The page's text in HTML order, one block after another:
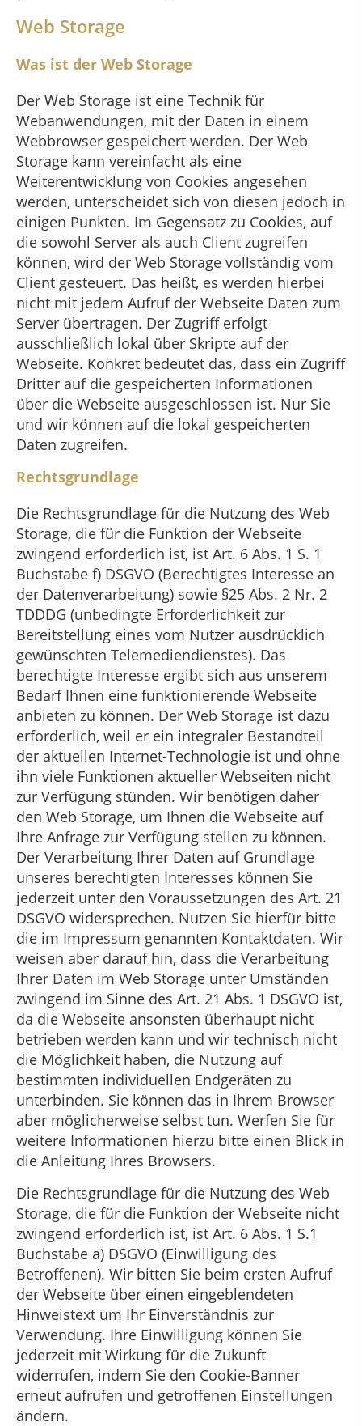
Web Storage
Was ist der Web Storage
Der Web Storage ist eine Technik für
Webanwendungen, mit der Daten in einem
Webbrowser gespeichert werden. Der Web
Storage kann vereinfacht als eine
Weiterentwicklung von Cookies angesehen
werden, unterscheidet sich von diesen jedoch in
einigen Punkten. Im Gegensatz zu Cookies, auf
die sowohl Server als auch Client zugreifen
können, wird der Web Storage vollständig vom
Client gesteuert. Das heißt, es werden hierbei
nicht mit jedem Aufruf der Webseite Daten zum
Server übertragen. Der Zugriff erfolgt
ausschließlich lokal über Skripte auf der
Webseite. Konkret bedeutet das, dass ein Zugriff
Dritter auf die gespeicherten Informationen
über die Webseite ausgeschlossen ist. Nur Sie
und wir können auf die lokal gespeicherten
Daten zugreifen.
Rechtsgrundlage
Die Rechtsgrundlage für die Nutzung des Web
Storage, die für die Funktion der Webseite
zwingend erforderlich ist, ist Art. 6 Abs. 1 S. 1
Buchstabe f) DSGVO (Berechtigtes Interesse an
der Datenverarbeitung) sowie §25 Abs. 2 Nr. 2
TDDDG (unbedingte Erforderlichkeit zur
Bereitstellung eines vom Nutzer ausdrücklich
gewünschten Telemediendienstes). Das
berechtigte Interesse ergibt sich aus unserem
Bedarf Ihnen eine funktionierende Webseite
anbieten zu können. Der Web Storage ist dazu
erforderlich, weil er ein integraler Bestandteil
der aktuellen Internet-Technologie ist und ohne
ihn viele Funktionen aktueller Webseiten nicht
zur Verfügung stünden. Wir benötigen daher
den Web Storage, um Ihnen die Webseite auf
Ihre Anfrage zur Verfügung stellen zu können.
Der Verarbeitung Ihrer Daten auf Grundlage
unseres berechtigten Interesses können Sie
jederzeit unter den Voraussetzungen des Art. 21
DSGVO widersprechen. Nutzen Sie hierfür bitte
die im Impressum genannten Kontaktdaten. Wir
weisen aber darauf hin, dass die Verarbeitung
Ihrer Daten im Web Storage unter Umständen
zwingend im Sinne des Art. 21 Abs. 1 DSGVO ist,
da die Webseite ansonsten überhaupt nicht
betrieben werden kann und wir technisch nicht
die Möglichkeit haben, die Nutzung auf
bestimmten individuellen Endgeräten zu
unterbinden. Sie können das in Ihrem Browser
aber möglicherweise selbst tun. Werfen Sie für
weitere Informationen hierzu bitte einen Blick in
die Anleitung Ihres Browsers.
Die Rechtsgrundlage für die Nutzung des Web
Storage, die für die Funktion der Webseite nicht
zwingend erforderlich ist, ist Art. 6 Abs. 1 S.1
Buchstabe a) DSGVO (Einwilligung des
Betroffenen). Wir bitten Sie beim ersten Aufruf
der Webseite über einen eingeblendeten
Hinweistext um Ihr Einverständnis zur
Verwendung. Ihre Einwilligung können Sie
jederzeit mit Wirkung für die Zukunft
widerrufen, indem Sie den Cookie-Banner
erneut aufrufen und getroffenen Einstellungen
ändern.